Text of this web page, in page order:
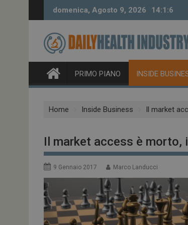
domenica, Agosto 9, 2026 14:1:7
PRIMO PIANO INSIDE
Home Inside Business Il market
Il market access è
9 Gennaio 2017 Marco Landucci